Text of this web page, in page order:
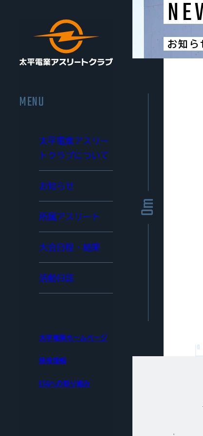
MENU
太平電業アスリー
ト クラブについて
お知らせ
所属アスリート
大会日程・結果
活動日誌
太平電業ホームページ
採用情報
ESGへの取り組み
お知ら
0m